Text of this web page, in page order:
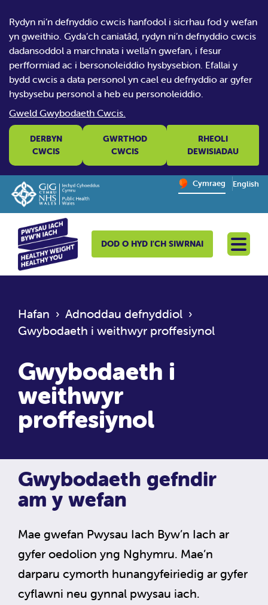
Rydyn ni’n defnyddio cwcis hanfodol i sicrhau fod y wefan
yn gweithio. Gyda’ch caniatâd, rydyn ni’n defnyddio cwcis
dadansoddol a marchnata i wella’n gwefan, i fesur
perfformiad ac i bersonoleiddio hysbysebion. Efallai y
bydd cwcis a data personol yn cael eu defnyddio ar gyfer
hysbysebu personol a heb eu personoleiddio.
Gweld Gwybodaeth Cwcis.
DERBYN
CWCIS
GWRTHOD
CWCIS
RHEOLI
DEWISIADAU
Change website
Cymraeg English
– Newid
DOD O HYD I'CH SIWRNAI
Hafan › Adnoddau defnyddiol ›
Gwybodaeth i weithwyr proffesiynol
Gwybodaeth i
weithwyr
proffesiynol
Gwybodaeth gefndir
am y wefan
Mae gwefan Pwysau Iach Byw’n Iach ar
gyfer oedolion yng Nghymru. Mae’n
darparu cymorth hunangyfeiriedig ar gyfer
cyflawni neu gynnal pwysau iach.